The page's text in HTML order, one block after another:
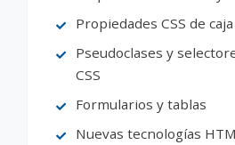
Propiedades CSS de
Pseudoclases y
CSS
Formularios y tablas
Nuevas tecnologías